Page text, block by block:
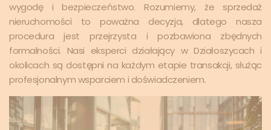
wygodę i bezpieczeństwo. Rozumiemy, że sprzedaż
nieruchomości to poważna decyzja, dlatego nasza
procedura jest przejrzysta i pozbawiona zbędnych
formalności. Nasi eksperci działający w Działoszycach i
okolicach są dostępni na każdym etapie transakcji, służąc
profesjonalnym wsparciem i doświadczeniem.